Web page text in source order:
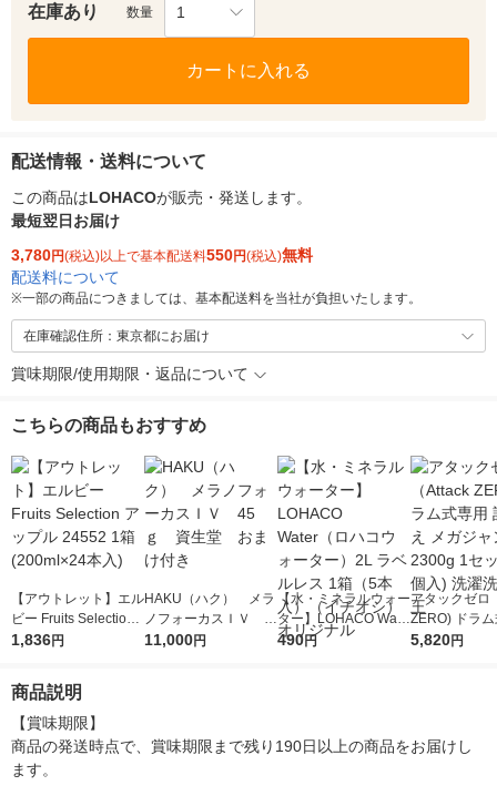
在庫あり 数量 1
カートに入れる
配送情報・送料について
この商品はLOHACOが販売・発送します。
最短翌日お届け
3,780円(税込)以上で基本配送料550円(税込)無料
配送料について
※一部の商品につきましては、基本配送料を当社が負担いたします。
在庫確認住所：東京都にお届け
賞味期限/使用期限・返品について
こちらの商品もおすすめ
【アウトレット】エル
ビー Fruits Selection
アップル 24552 1箱(2
1,836円
HAKU（ハク） メラ
ノフォーカスＩＶ 4
5ｇ 資生堂 おまけ
11,000円
【水・ミネラルウォー
ター】LOHACO Wate
r（ロハコウォータ
490円
アタックゼロ
ZERO) ドラ
詰め替え メガ
5,820円
商品説明
【賞味期限】
商品の発送時点で、賞味期限まで残り190日以上の商品をお届けし
ます。